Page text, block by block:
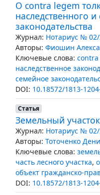
О contra legem
наследственного
законодательства
Журнал: Нотариус №
Авторы: Фиошин
Ключевые слова: contra
наследственное
семейное
DOI: 10.18572/1813-
Статья
Земельный
Журнал: Нотариус №
Авторы: Тоточенко
Ключевые слова:
часть лесного участка,
объект гражданско-
DOI: 10.18572/1813-